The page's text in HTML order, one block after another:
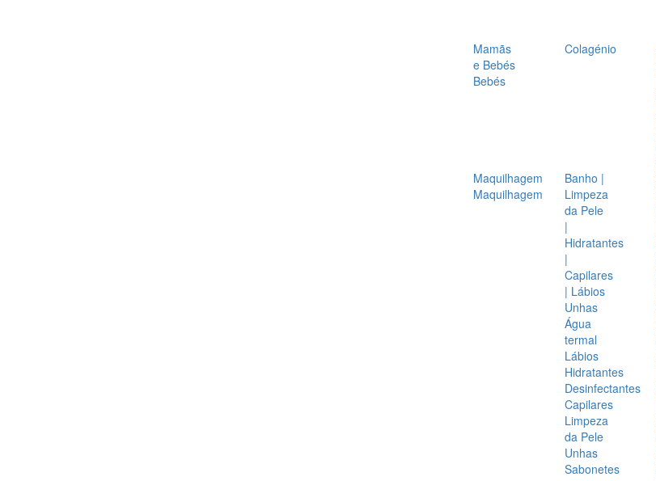
Mamãs
e Bebés
Bebés
Colagénio
Maquilhagem
Maquilhagem
Banho |
Limpeza
da Pele
|
Hidratantes
|
Capilares
| Lábios
Unhas
Água
termal
Lábios
Hidratantes
Desinfectantes
Capilares
Limpeza
da Pele
Unhas
Sabonetes